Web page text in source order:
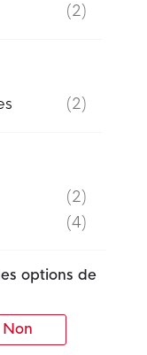
2
2
2
4
options de
Non